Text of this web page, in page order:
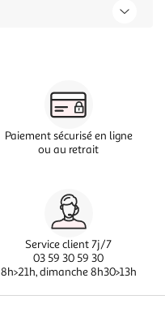
Paiement sécurisé en ligne
ou au retrait
Service client 7j/7
03 59 30 59 30
8h>21h, dimanche 8h30>13h